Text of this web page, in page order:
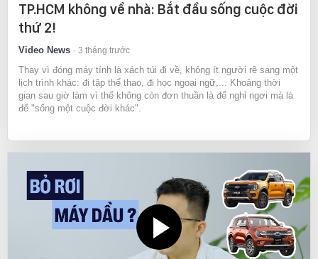
TP.HCM không về nhà: Bắt đầu sống cuộc đời
thứ 2!
Video News 3 tháng trước
Thay vì đóng máy tính là xách túi đi về, không ít người rẽ sang một
lịch trình khác: đi tập thể thao, đi học ngoại ngữ,... Khoảng thời
gian sau giờ làm vì thế không còn đơn thuần là để nghỉ ngơi mà là
để "sống một cuộc đời khác".